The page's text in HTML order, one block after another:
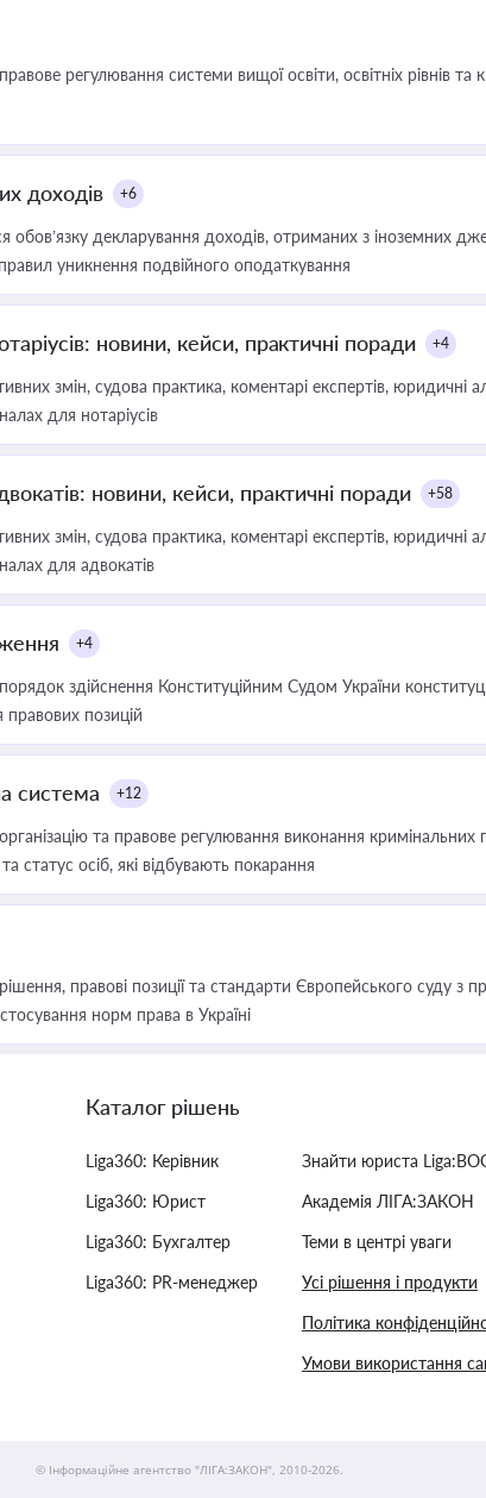
регулювання системи вищої освіти, освітніх рівнів та
доходів +6
обов’язку декларування доходів, отриманих з іноземних
уникнення подвійного оподаткування
новини, кейси, практичні поради +4
змін, судова практика, коментарі експертів, юридичні
для нотаріусів
новини, кейси, практичні поради +58
змін, судова практика, коментарі експертів, юридичні
для адвокатів
+4
здійснення Конституційним Судом України
правових позицій
система +12
та правове регулювання виконання кримінальних
статус осіб, які відбувають покарання
правові позиції та стандарти Європейського суду з
норм права в Україні
Каталог рішень
Liga360: Керівник
Liga360: Юрист
Liga360: Бухгалтер
Liga360: PR-менеджер
Знайти юриста
Академія ЛІГА:ЗАКОН
Теми в центрі уваги
Усі рішення і продукти
Політика
Умови використання
© Інформаційне агентство "ЛІГА:ЗАКОН", 2010-2026.